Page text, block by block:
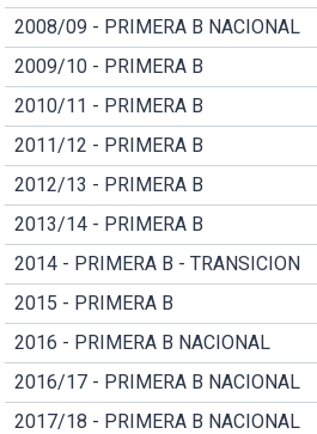
2008/09 - PRIMERA B NACIONAL
2009/10 - PRIMERA B
2010/11 - PRIMERA B
2011/12 - PRIMERA B
2012/13 - PRIMERA B
2013/14 - PRIMERA B
2014 - PRIMERA B - TRANSICION
2015 - PRIMERA B
2016 - PRIMERA B NACIONAL
2016/17 - PRIMERA B NACIONAL
2017/18 - PRIMERA B NACIONAL